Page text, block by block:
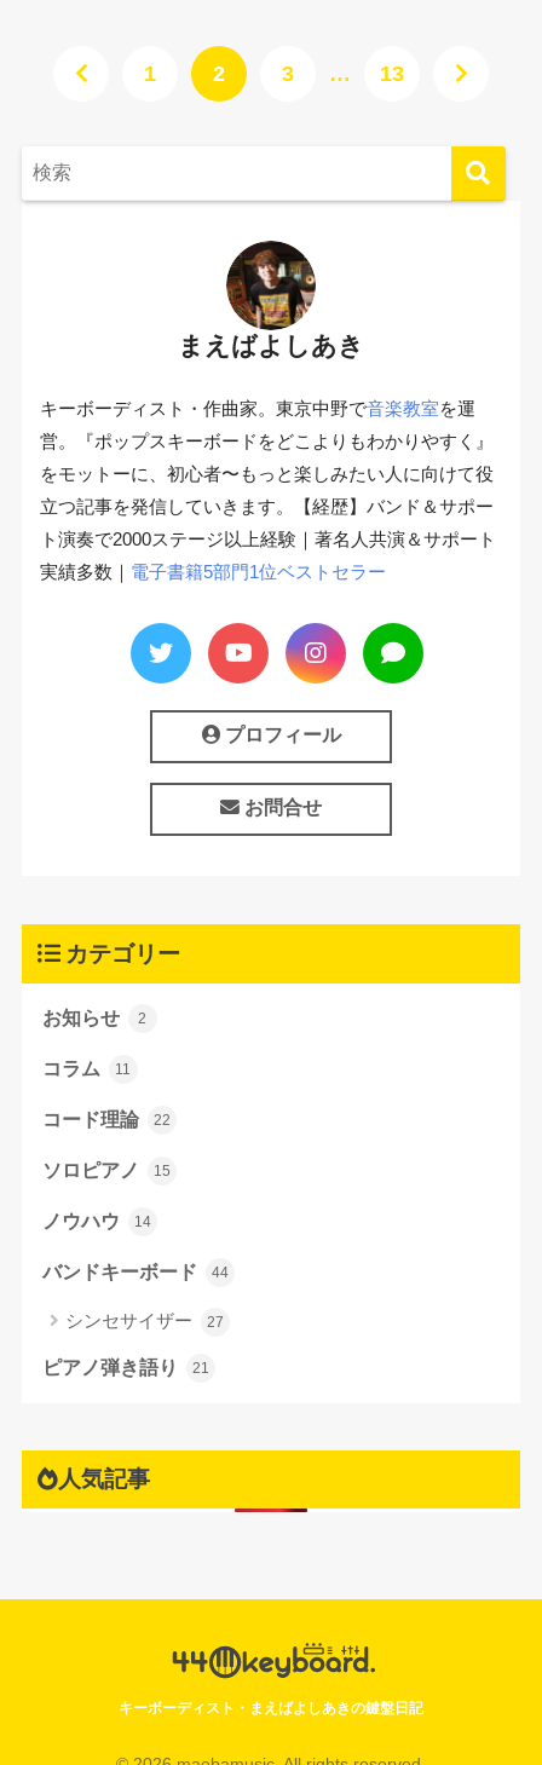
1 2 3 … 13
まえばよしあき
キーボーディスト・作曲家。東京中野で音楽教室を運
営。『ポップスキーボードをどこよりもわかりやすく』
をモットーに、初心者〜もっと楽しみたい人に向けて役
立つ記事を発信していきます。【経歴】バンド＆サポー
ト演奏で2000ステージ以上経験｜著名人共演＆サポート
実績多数｜ 電子書籍5部門1位ベストセラー
プロフィール
お問合せ
カテゴリー
お知らせ 2
コラム 11
コード理論 22
ソロピアノ 15
ノウハウ 14
バンドキーボード 44
シンセサイザー 27
ピアノ弾き語り 21
人気記事
キーボーディスト・まえばよしあきの鍵盤日記